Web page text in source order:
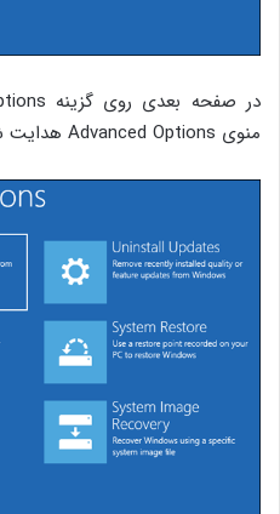
منوی Advanced Options هدایت شوید.